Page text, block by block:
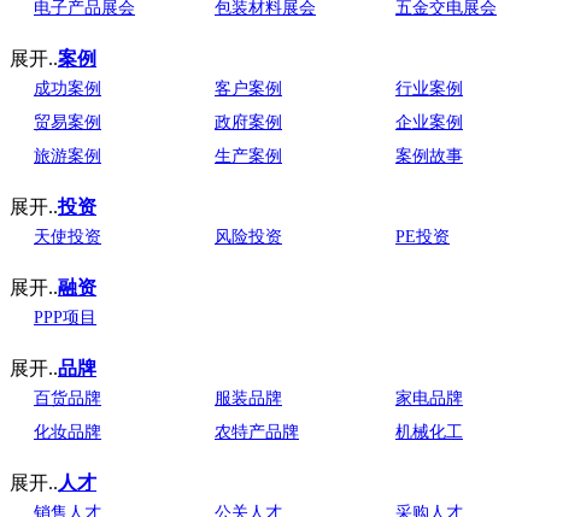
电子产品展会
包装材料展会 五金交电展会
展开..案例
成功案例 客户案例 行业案例
贸易案例
政府案例 企业案例
旅游案例
生产案例 案例故事
展开..投资
天使投资 风险投资 PE投资
展开..融资
PPP项目
展开..品牌
百货品牌 服装品牌 家电品牌
化妆品牌
农特产品牌 机械化工
展开.. 人才
销售人才 公关人才 采购人才